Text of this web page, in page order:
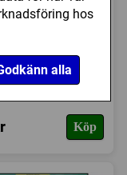
hos
alla
Oddland
Köp